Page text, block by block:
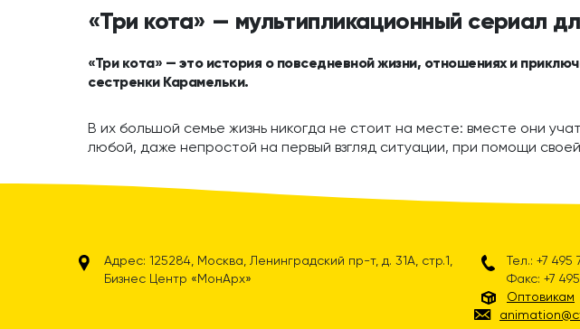
«Три кота» — мультипликационный сериал
«Три кота» — это история о повседневной жизни, отношениях и
сестренки Карамельки.
В их большой семье жизнь никогда не стоит на месте: вместе они
любой, даже непростой на первый взгляд ситуации, при помощи
Адрес: 125284, Москва, Ленинградский пр-т, д. 31А, стр.1,
Бизнес Центр «МонАрх»
Тел.: +7 495
Факс: +7
Оптовикам